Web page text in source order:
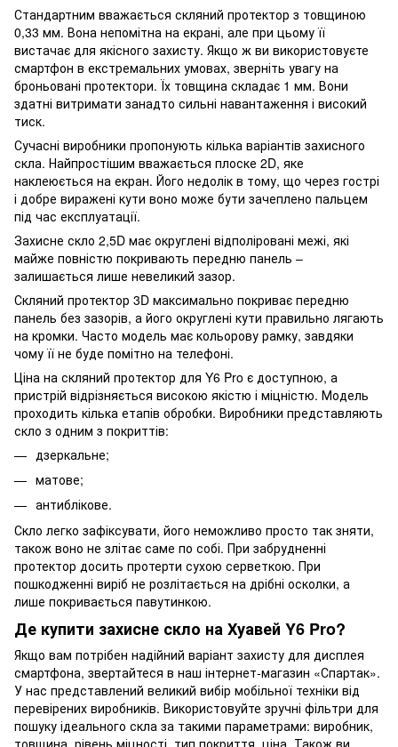
Стандартним вважається скляний протектор з товщиною
0,33 мм. Вона непомітна на екрані, але при цьому її
вистачає для якісного захисту. Якщо ж ви використовуєте
смартфон в екстремальних умовах, зверніть увагу на
броньовані протектори. Їх товщина складає 1 мм. Вони
здатні витримати занадто сильні навантаження і високий
тиск.
Сучасні виробники пропонують кілька варіантів захисного
скла. Найпростішим вважається плоске 2D, яке
наклеюється на екран. Його недолік в тому, що через гострі
і добре виражені кути воно може бути зачеплено пальцем
під час експлуатації.
Захисне скло 2,5D має округлені відполіровані межі, які
майже повністю покривають передню панель –
залишається лише невеликий зазор.
Скляний протектор 3D максимально покриває передню
панель без зазорів, а його округлені кути правильно лягають
на кромки. Часто модель має кольорову рамку, завдяки
чому її не буде помітно на телефоні.
Ціна на скляний протектор для Y6 Pro є доступною, а
пристрій відрізняється високою якістю і міцністю. Модель
проходить кілька етапів обробки. Виробники представляють
скло з одним з покриттів:
дзеркальне;
матове;
антиблікове.
Скло легко зафіксувати, його неможливо просто так зняти,
також воно не злітає саме по собі. При забрудненні
протектор досить протерти сухою серветкою. При
пошкодженні виріб не розлітається на дрібні осколки, а
лише покривається павутинкою.
Де купити захисне скло на Хуавей Y6 Pro?
Якщо вам потрібен надійний варіант захисту для дисплея
смартфона, звертайтеся в наш інтернет-магазин «Спартак».
У нас представлений великий вибір мобільної техніки від
перевірених виробників. Використовуйте зручні фільтри для
пошуку ідеального скла за такими параметрами: виробник,